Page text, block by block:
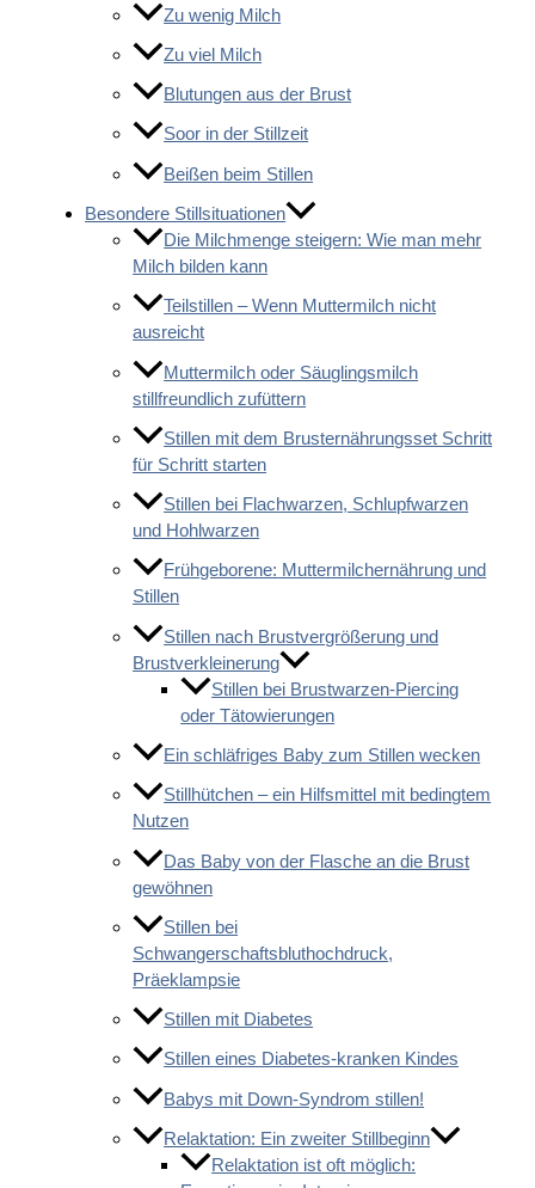
Zu wenig Milch
Zu viel Milch
Blutungen aus der Brust
Soor in der Stillzeit
Beißen beim Stillen
Besondere Stillsituationen
Die Milchmenge steigern: Wie man mehr
Milch bilden kann
Teilstillen – Wenn Muttermilch nicht
ausreicht
Muttermilch oder Säuglingsmilch
stillfreundlich zufüttern
Stillen mit dem Brusternährungsset Schritt
für Schritt starten
Stillen bei Flachwarzen, Schlupfwarzen
und Hohlwarzen
Frühgeborene: Muttermilchernährung und
Stillen
Stillen nach Brustvergrößerung und
Brustverkleinerung
Stillen bei Brustwarzen-Piercing
oder Tätowierungen
Ein schläfriges Baby zum Stillen wecken
Stillhütchen – ein Hilfsmittel mit bedingtem
Nutzen
Das Baby von der Flasche an die Brust
gewöhnen
Stillen bei
Schwangerschaftsbluthochdruck,
Präeklampsie
Stillen mit Diabetes
Stillen eines Diabetes-kranken Kindes
Babys mit Down-Syndrom stillen!
Relaktation: Ein zweiter Stillbeginn
Relaktation ist oft möglich: